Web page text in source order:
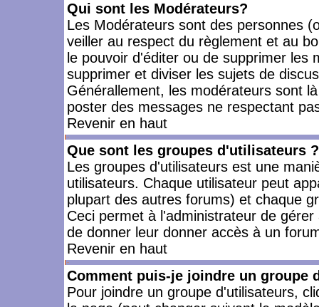
Qui sont les Modérateurs?
Les Modérateurs sont des personnes
veiller au respect du règlement et au
le pouvoir d'éditer ou de supprimer les
supprimer et diviser les sujets de
Générallement, les modérateurs sont
poster des messages ne respectant
Revenir en haut
Que sont les groupes d'utilisateurs ?
Les groupes d'utilisateurs est une
utilisateurs. Chaque utilisateur peut
plupart des autres forums) et chaque
Ceci permet à l'administrateur de
de donner leur donner accès à un
Revenir en haut
Comment puis-je joindre un groupe
Pour joindre un groupe d'utilisateurs,